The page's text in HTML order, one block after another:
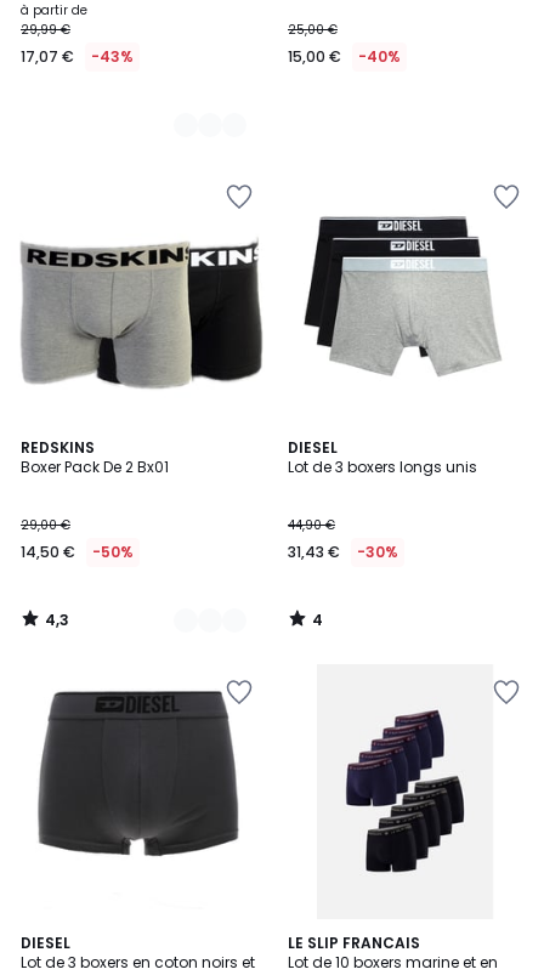
à partir de
29,99 €
17,07 € -43%
25,00 €
15,00 € -40%
REDSKINS
Boxer Pack De 2 Bx01
29,00 €
14,50 € -50%
4,3
/ 5
2
Couleurs
4,3
/
DIESEL
Lot de 3 boxers longs unis
44,90 €
31,43 € -30%
4
/
4
/
DIESEL
Lot de 3 boxers en coton noirs et
2
Couleurs
LE SLIP FRANCAIS
Lot de 10 boxers marine et en
5
Couleurs